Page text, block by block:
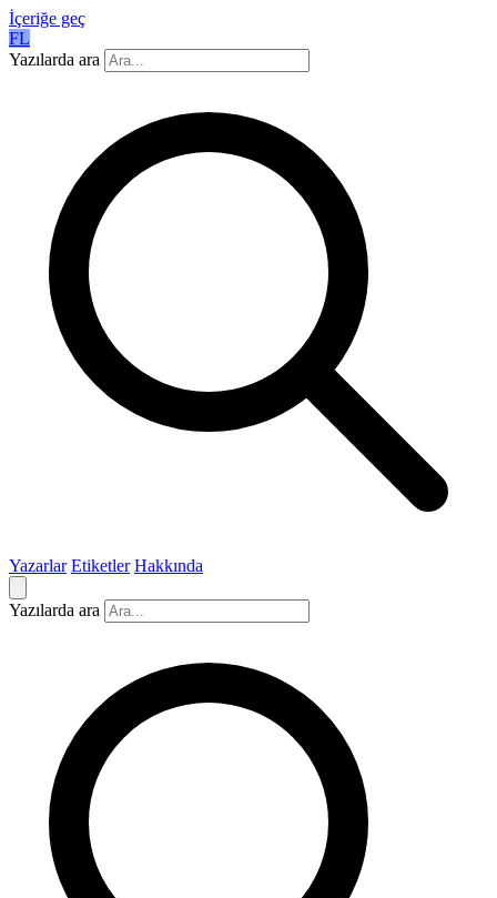
İçeriğe geç
FL
Yazılarda ara
Yazarlar Etiketler Hakkında
Yazılarda ara